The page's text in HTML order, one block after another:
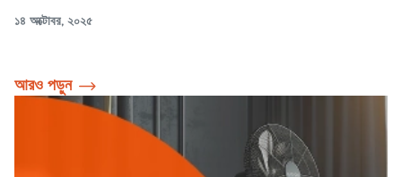
১৪ অক্টোবর, ২০২৫
আরও পড়ুন